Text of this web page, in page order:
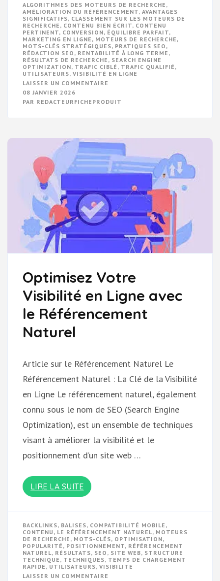
ALGORITHMES DES MOTEURS DE RECHERCHE ,
AMÉLIORATION DU RÉFÉRENCEMENT, AVANTAGES
SIGNIFICATIFS, CLASSEMENT SUR LES MOTEURS DE
RECHERCHE , CONTENU BIEN ÉCRIT, CONTENU
PERTINENT, CONVERSION, ÉQUILIBRE PARFAIT,
MARKETING EN LIGNE , MOTEURS DE RECHERCHE ,
MOTS-CLÉS STRATÉGIQUES, PRATIQUES SEO ,
RÉDACTION SEO , RENTABILITÉ À LONG TERME ,
RÉSULTATS DE RECHERCHE , SEARCH ENGINE
OPTIMIZATION, TRAFIC CIBLÉ , TRAFIC QUALIFIÉ ,
UTILISATEURS, VISIBILITÉ EN LIGNE
LAISSER UN COMMENTAIRE
VISIBILITÉ
RÉDACTION
SEO
NET
08 JANVIER 2026
PAR REDACTEURFICHEPRODUIT
Optimisez Votre
Visibilité en Ligne avec
le Référencement
Naturel
Article sur le Référencement Naturel Le
Référencement Naturel : La Clé de la Visibilité
en Ligne Le référencement naturel, également
connu sous le nom de SEO (Search Engine
Optimization), est un ensemble de techniques
visant à améliorer la visibilité et le
positionnement d’un site web …
LIRE LA SUITE
BACKLINKS, BALISES, COMPATIBILITÉ MOBILE ,
CONTENU , LE RÉFÉRENCEMENT NATUREL, MOTEURS
DE RECHERCHE , MOTS-CLÉS, OPTIMISATION,
POPULARITÉ , POSITIONNEMENT, RÉFÉRENCEMENT
NATUREL, RÉSULTATS, SEO , SITE WEB, STRUCTURE
TECHNIQUE , TECHNIQUES, TEMPS DE CHARGEMENT
RAPIDE , UTILISATEURS, VISIBILITÉ
LAISSER UN COMMENTAIRE